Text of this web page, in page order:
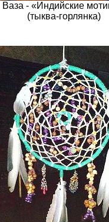
Ваза - «Индийские
(тыква-горлянка)